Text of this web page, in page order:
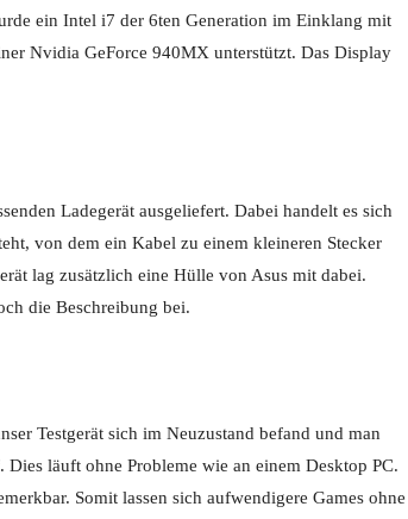
ein Intel i7 der 6ten Generation im Einklang mit
Nvidia GeForce 940MX unterstützt. Das Display
Ladegerät ausgeliefert. Dabei handelt es sich
von dem ein Kabel zu einem kleineren Stecker
lag zusätzlich eine Hülle von Asus mit dabei.
die Beschreibung bei.
Testgerät sich im Neuzustand befand und man
läuft ohne Probleme wie an einem Desktop PC.
Somit lassen sich aufwendigere Games ohne